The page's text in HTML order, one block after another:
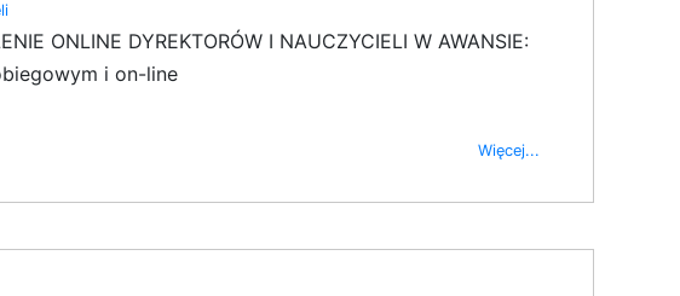
ONLINE DYREKTORÓW I NAUCZYCIELI W AWANSIE:
i on-line
Więcej...